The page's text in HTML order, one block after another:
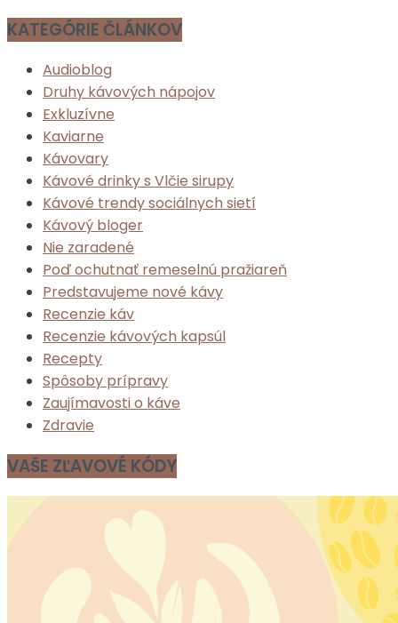
KATEGÓRIE ČLÁNKOV
Audioblog
Druhy kávových nápojov
Exkluzívne
Kaviarne
Kávovary
Kávové drinky s Vlčie sirupy
Kávové trendy sociálnych sietí
Kávový bloger
Nie zaradené
Poď ochutnať remeselnú pražiareň
Predstavujeme nové kávy
Recenzie káv
Recenzie kávových kapsúl
Recepty
Spôsoby prípravy
Zaujímavosti o káve
Zdravie
VAŠE ZĽAVOVÉ KÓDY